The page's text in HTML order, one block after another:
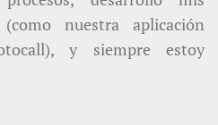
nuestra aplicación
y siempre estoy